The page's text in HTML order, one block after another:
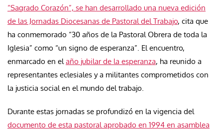
“Sagrado Corazón”, se han desarrollado una nueva edición
de las Jornadas Diocesanas de Pastoral del Trabajo, cita que
ha conmemorado “30 años de la Pastoral Obrera de toda la
Iglesia” como “un signo de esperanza”. El encuentro,
enmarcado en elaño jubilar de la esperanza, ha reunido a
representantes eclesiales y a militantes comprometidos con
la justicia social en el mundo del trabajo.
Durante estas jornadas se profundizó en la vigencia del
documento de esta pastoral aprobado en 1994 en asamblea